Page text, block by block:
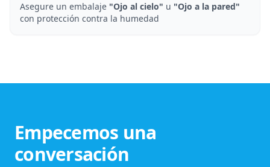
Asegure un embalaje "Ojo al cielo" u "Ojo a la pared"
con protección contra la humedad
Empecemos una
conversación